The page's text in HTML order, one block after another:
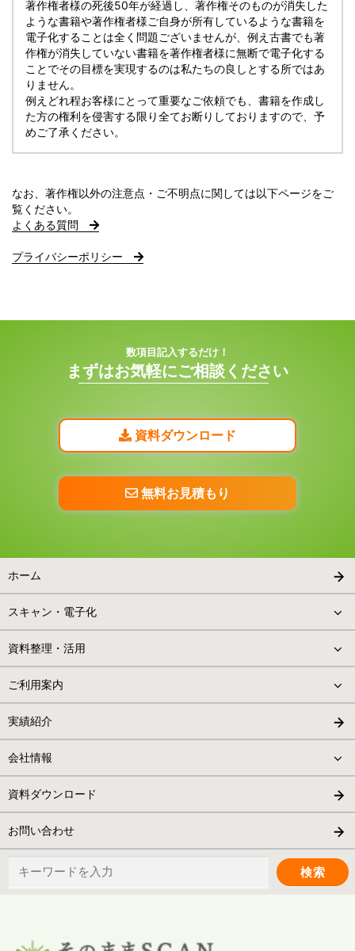
著作権者様の死後50年が経過し、著作権そのものが消失した
ような書籍や著作権者様ご自身が所有しているような書籍を
電子化することは全く問題ございませんが、例え古書でも著
作権が消失していない書籍を著作権者様に無断で電子化する
ことでその目標を実現するのは私たちの良しとする所ではあ
りません。
例えどれ程お客様にとって重要なご依頼でも、書籍を作成し
た方の権利を侵害する限り全てお断りしておりますので、予
めご了承ください。
なお、著作権以外の注意点・ご不明点に関しては以下ページをご
覧ください。
よくある質問
プライバシーポリシー
数項目記入するだけ！
まずはお気軽にご相談ください
資料ダウンロード
無料お見積もり
ホーム
スキャン・電子化
資料整理・活用
ご利用案内
実績紹介
会社情報
資料ダウンロード
お問い合わせ